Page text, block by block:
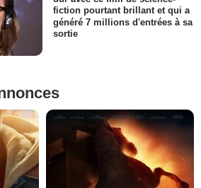
fiction pourtant brillant et qui a
généré 7 millions d'entrées à sa
sortie